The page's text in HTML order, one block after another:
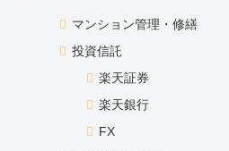
マンション管理・修繕
投資信託
楽天証券
楽天銀行
FX